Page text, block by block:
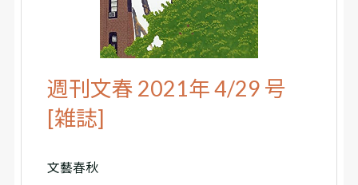
週刊文春 2021年 4/29 号
[雑誌]
文藝春秋